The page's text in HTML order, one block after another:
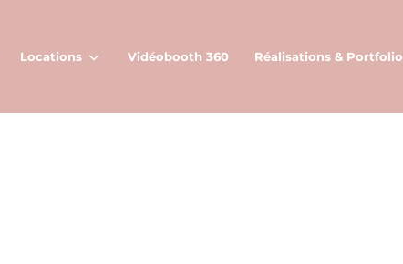
Locations Vidéobooth 360 Réalisations & Portfolio